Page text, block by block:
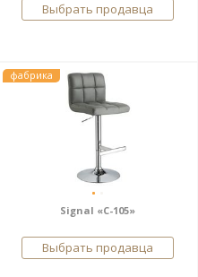
Выбрать продавца
фабрика
Signal «C-105»
Выбрать продавца